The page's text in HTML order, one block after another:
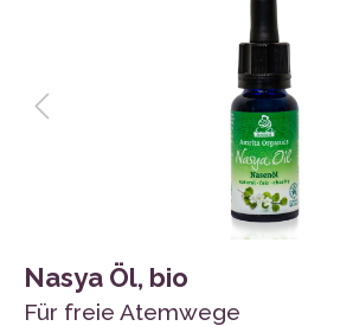
Nasya Öl, bio
Für freie Atemwege